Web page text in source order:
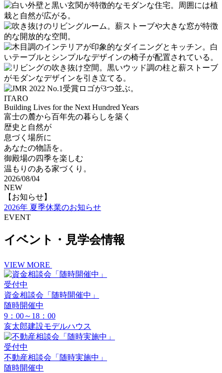
ITARO
Building Lives for the Next Hundred Years
富士の麓から百年先の暮らしを築く
歴史と自然が
息づく場所に
あなたの物語を。
御殿場の四季を楽しむ
温もりのある家づくり。
2026/08/04
NEW
【お知らせ】
2026年 夏季休業のお知らせ
EVENT
イベント・見学会情報
VIEW MORE
受付中
資金相談会「随時開催中」
随時開催中
9：00～18：00
亥太郎建設モデルハウス
受付中
不動産相談会「随時実施中」
随時開催中